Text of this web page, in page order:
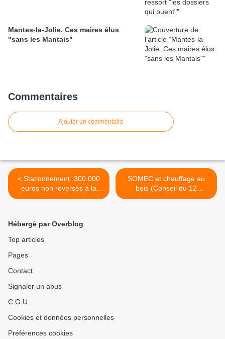
Mantes-la-Jolie. Ces maires élus
"sans les Mantais"
Commentaires
Ajouter un commentaire
< Stationnement. 300.000
euros non reversés à la
Ville (Conseil du 12
SOMEC et chauffage au
bois (Conseil du 12
décembre 2011) >
Hébergé par Overblog
Top articles
Pages
Contact
Signaler un abus
C.G.U.
Cookies et données personnelles
Préférences cookies